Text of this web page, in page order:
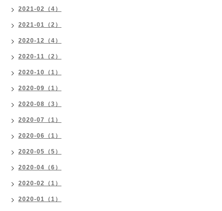
2021-02（4）
2021-01（2）
2020-12（4）
2020-11（2）
2020-10（1）
2020-09（1）
2020-08（3）
2020-07（1）
2020-06（1）
2020-05（5）
2020-04（6）
2020-02（1）
2020-01（1）